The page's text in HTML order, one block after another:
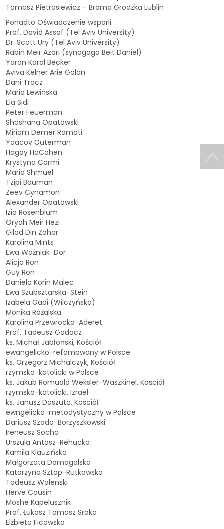
Tomasz Pietrasiewicz – Brama Grodzka Lublin
Ponadto Oświadczenie wsparli:
Prof. David Assaf (Tel Aviv University)
Dr. Scott Ury (Tel Aviv University)
Rabin Meir Azari (synagoga Beit Daniel)
Yaron Karol Becker
Aviva Kelner Arie Golan
Dani Tracz
Maria Lewińska
Ela Sidi
Peter Feuerman
Shoshana Opatowski
Miriam Demer Ramati
Yaacov Guterman
Hagay HaCohen
Krystyna Carmi
Maria Shmuel
Tzipi Bauman
Zeev Cynamon
Alexander Opatowski
Izio Rosenblum
Oryah Meir Hezi
Gilad Din Zohar
Karolina Mints
Ewa Woźniak-Dor
Alicja Ron
Guy Ron
Daniela Korin Malec
Ewa Szubsztarska-Stein
Izabela Gadi (Wilczyńska)
Monika Różalska
Karolina Przewrocka-Aderet
Prof. Tadeusz Gadacz
ks. Michał Jabłoński, Kościół
ewangelicko-refomowany w Polsce
ks. Grzegorz Michalczyk, Kościół
rzymsko-katolicki w Polsce
ks. Jakub Romuald Weksler-Waszkinel, Kościół
rzymsko-katolicki, Izrael
ks. Janusz Daszuta, Kościół
ewngelicko-metodystyczny w Polsce
Dariusz Szada-Borzyszkowski
Ireneusz Socha
Urszula Antosz-Rehucka
Kamila Klauzińska
Małgorzata Domagalska
Katarzyna Sztop-Rutkowska
Tadeusz Wolenski
Herve Cousin
Moshe Kapelusznik
Prof. Łukasz Tomasz Sroka
Elżbieta Ficowska